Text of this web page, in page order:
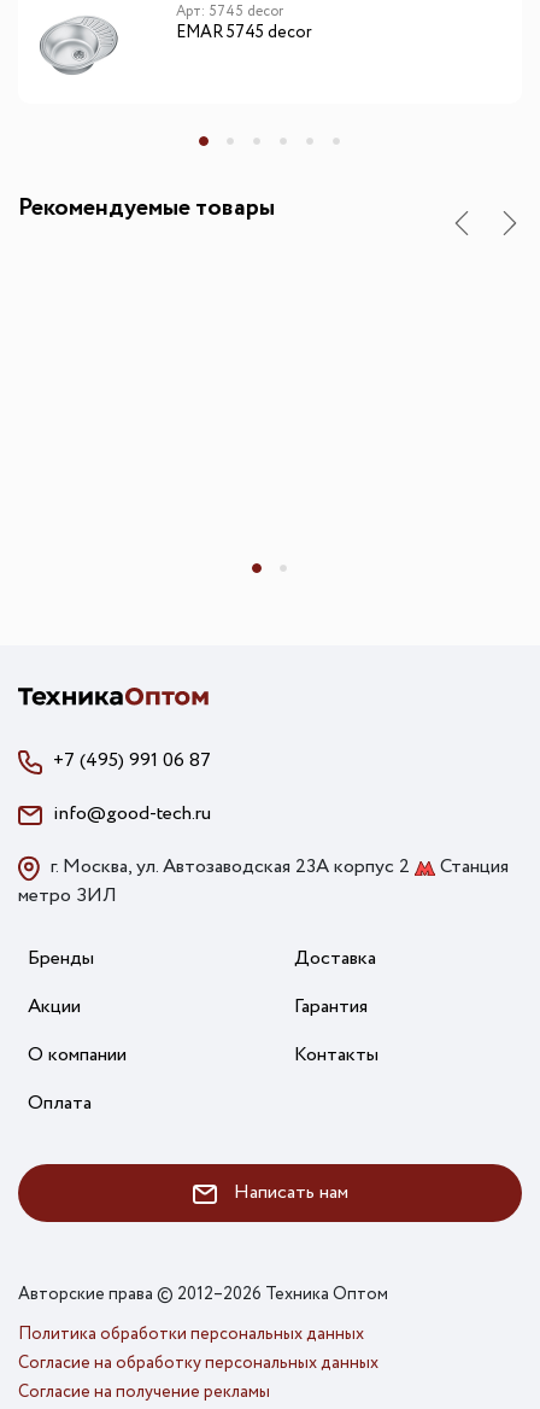
Арт: 5745 decor
EMAR 5745 decor
Рекомендуемые товары
+7 (495) 991 06 87
info@good-tech.ru
г. Москва, ул. Автозаводская 23А корпус 2
Станция
метро ЗИЛ
Бренды
Акции
О компании
Оплата
Доставка
Гарантия
Контакты
Написать нам
Авторские права © 2012–2026 Техника Оптом
Политика обработки персональных данных
Согласие на обработку персональных данных
Согласие на получение рекламы